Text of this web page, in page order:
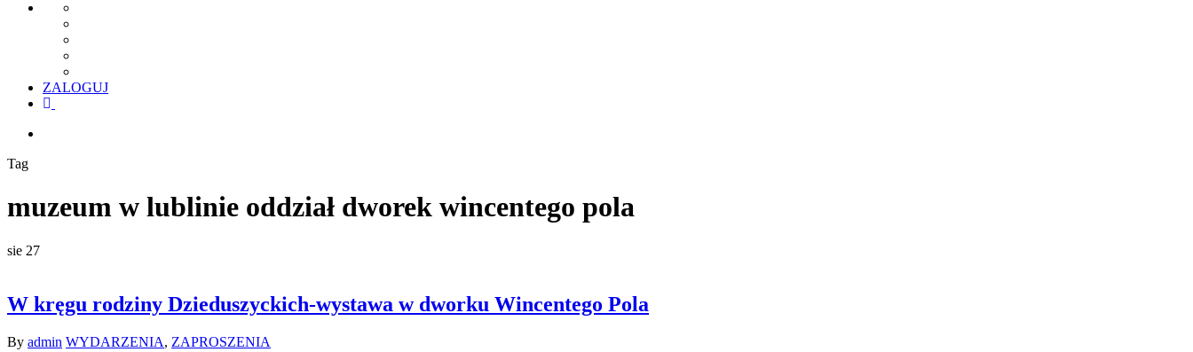
ZALOGUJ
facebook
Tag
muzeum w lublinie oddział dworek wincentego pola
sie 27
W kręgu rodziny Dzieduszyckich-wystawa w dworku Wincentego Pola
By admin WYDARZENIA, ZAPROSZENIA